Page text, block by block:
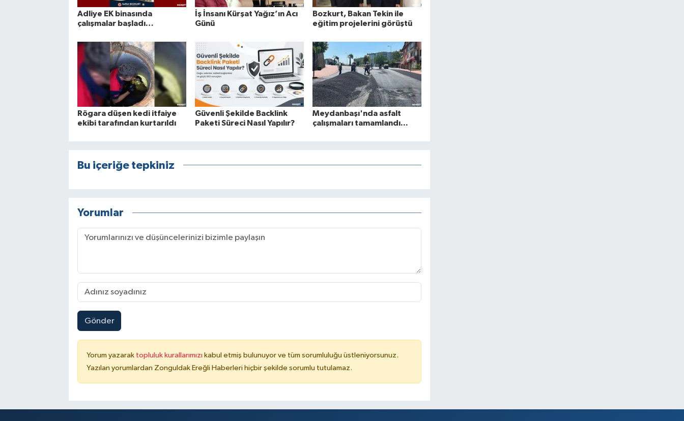
Adliye EK binasında
çalışmalar başladı…
İş İnsanı Kürşat Yağız’ın Acı
Günü
Bozkurt, Bakan Tekin ile
eğitim projelerini görüştü
Rögara düşen kedi itfaiye
ekibi tarafından kurtarıldı
Güvenli Şekilde Backlink
Paketi Süreci Nasıl Yapılır?
Meydanbaşı'nda asfalt
çalışmaları tamamlandı...
Bu içeriğe tepkiniz
Yorumlar
Gönder
Yorum yazarak topluluk kurallarımızı kabul etmiş bulunuyor ve tüm sorumluluğu üstleniyorsunuz.
Yazılan yorumlardan Zonguldak Ereğli Haberleri hiçbir şekilde sorumlu tutulamaz.